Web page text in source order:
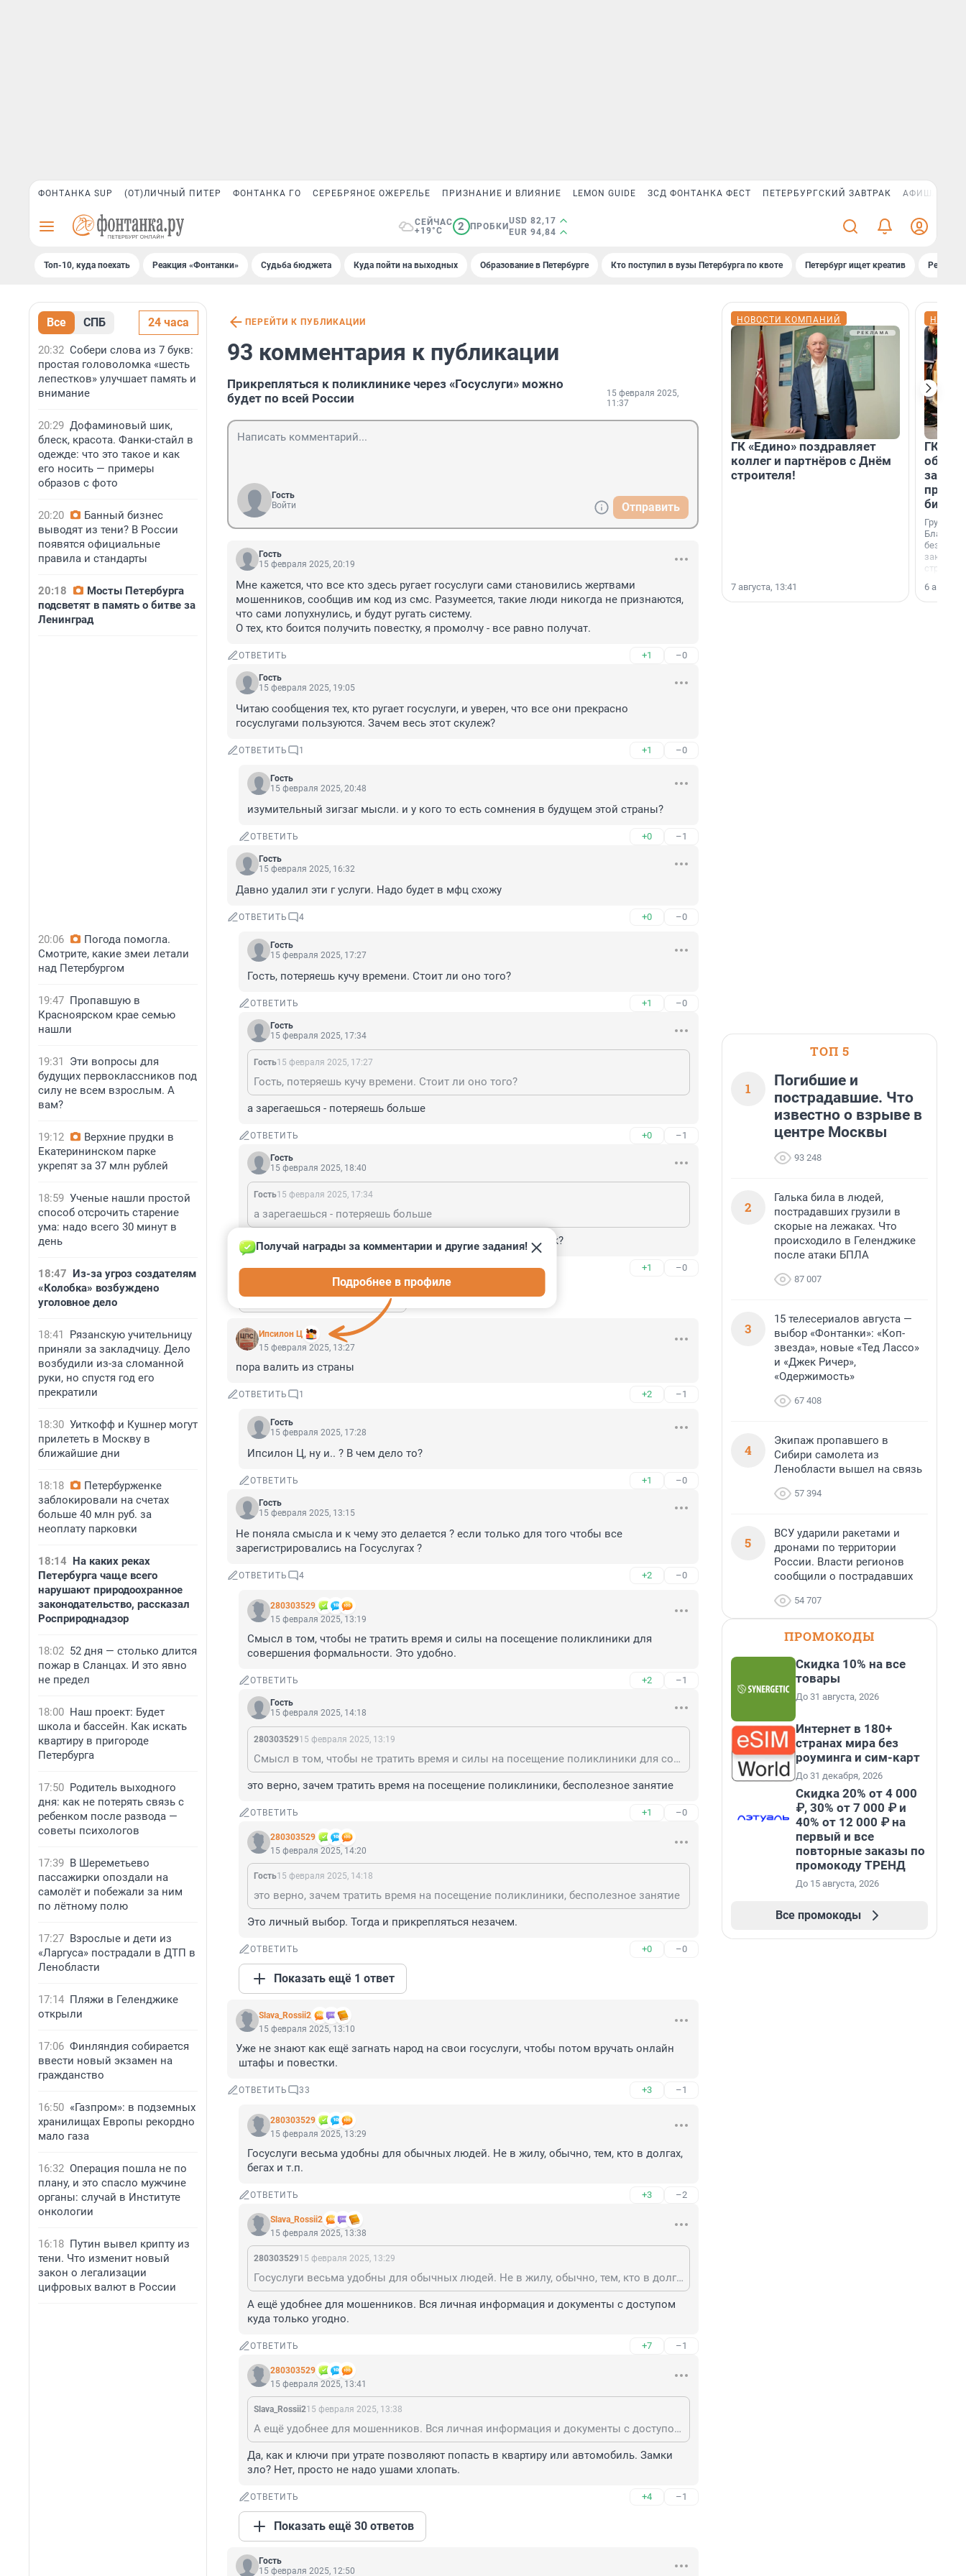
ФОНТАНКА SUP (ОТ)ЛИЧНЫЙ ПИТЕР ФОНТАНКА ГО СЕРЕБРЯНОЕ ОЖЕРЕЛЬЕ ПРИЗНАНИЕ И ВЛИЯНИЕ LEMON GUIDE ЗСД ФОНТАНКА ФЕСТ ПЕТЕРБУРГСКИЙ ЗАВТРАК АФИША PLUS
СЕЙЧАС
+19°C
2 ПРОБКИ
USD 82,17
EUR 94,84
Топ-10, куда поехать Реакция «Фонтанки» Судьба бюджета Куда пойти на выходных Образование в Петербурге Кто поступил в вузы Петербурга по квоте Петербург ищет креатив
Все СПБ 24 часа
20:32 Собери слова из 7 букв:
простая головоломка «шесть
лепестков» улучшает память и
внимание
20:29 Дофаминовый шик,
блеск, красота. Фанки-стайл в
одежде: что это такое и как
его носить — примеры
образов с фото
20:20
Банный бизнес
выводят из тени? В России
появятся официальные
правила и стандарты
20:18
Мосты Петербурга
подсветят в память о битве за
Ленинград
20:06
Погода помогла.
Смотрите, какие змеи летали
над Петербургом
19:47 Пропавшую в
Красноярском крае семью
нашли
19:31
Эти вопросы для
будущих первоклассников под
силу не всем взрослым. А
вам?
19:12
Верхние прудки в
Екатерининском парке
укрепят за 37 млн рублей
18:59 Ученые нашли простой
способ отсрочить старение
ума: надо всего 30 минут в
день
18:47 Из-за угроз создателям
«Колобка» возбуждено
уголовное дело
18:41
Рязанскую учительницу
приняли за закладчицу. Дело
возбудили из-за сломанной
руки, но спустя год его
прекратили
18:30 Уиткофф и Кушнер могут
прилететь в Москву в
ближайшие дни
18:18
Петербурженке
заблокировали на счетах
больше 40 млн руб. за
неоплату парковки
18:14 На каких реках
Петербурга чаще всего
нарушают природоохранное
законодательство, рассказал
Росприроднадзор
18:02 52 дня — столько длится
пожар в Сланцах. И это явно
не предел
18:00 Наш проект: Будет
школа и бассейн. Как искать
квартиру в пригороде
Петербурга
17:50 Родитель выходного
дня: как не потерять связь с
ребенком после развода —
советы психологов
17:39 В Шереметьево
пассажирки опоздали на
самолёт и побежали за ним
по лётному полю
17:27 Взрослые и дети из
«Ларгуса» пострадали в ДТП в
Ленобласти
17:14 Пляжи в Геленджике
открыли
17:06 Финляндия собирается
ввести новый экзамен на
гражданство
16:50 «Газпром»: в подземных
хранилищах Европы рекордно
мало газа
16:32 Операция пошла не по
плану, и это спасло мужчине
органы: случай в Институте
онкологии
16:18 Путин вывел крипту из
тени. Что изменит новый
закон о легализации
цифровых валют в России
ПЕРЕЙТИ К ПУБЛИКАЦИИ
93 комментария к публикации
Прикрепляться к поликлинике через «Госуслуги» можно
будет по всей России
15 февраля 2025,
11:37
Гость
Войти
Отправить
Гость
15 февраля 2025, 20:19
Мне кажется, что все кто здесь ругает госуслуги сами становились жертвами
мошенников, сообщив им код из смс. Разумеется, такие люди никогда не признаются,
что сами лопухнулись, и будут ругать систему.
О тех, кто боится получить повестку, я промолчу - все равно получат.
ОТВЕТИТЬ +1 –0
Гость
15 февраля 2025, 19:05
Читаю сообщения тех, кто ругает госуслуги, и уверен, что все они прекрасно
госуслугами пользуются. Зачем весь этот скулеж?
ОТВЕТИТЬ 1 +1 –0
Гость
15 февраля 2025, 20:48
изумительный зигзаг мысли. и у кого то есть сомнения в будущем этой страны?
ОТВЕТИТЬ +0 –1
Гость
15 февраля 2025, 16:32
Давно удалил эти г услуги. Надо будет в мфц схожу
ОТВЕТИТЬ 4 +0 –0
Гость
15 февраля 2025, 17:27
Гость, потеряешь кучу времени. Стоит ли оно того?
ОТВЕТИТЬ +1 –0
Гость
15 февраля 2025, 17:34
Гость15 февраля 2025, 17:27
Гость, потеряешь кучу времени. Стоит ли оно того?
а зарегаешься - потеряешь больше
ОТВЕТИТЬ +0 –1
Гость
15 февраля 2025, 18:40
Гость15 февраля 2025, 17:34
а зарегаешься - потеряешь больше
Гость, уж много лет как там и ничего не происходит. Как так?
ОТВЕТИТЬ +1 –0
Показать ещё 1 ответ
Ипсилон Ц
Получай награды за комментарии и другие задания!
Подробнее в профиле
15 февраля 2025, 13:27
пора валить из страны
ОТВЕТИТЬ 1 +2 –1
Гость
15 февраля 2025, 17:28
Ипсилон Ц, ну и.. ? В чем дело то?
ОТВЕТИТЬ +1 –0
Гость
15 февраля 2025, 13:15
Не поняла смысла и к чему это делается ? если только для того чтобы все
зарегистрировались на Госуслугах ?
ОТВЕТИТЬ 4 +2 –0
280303529
15 февраля 2025, 13:19
Смысл в том, чтобы не тратить время и силы на посещение поликлиники для
совершения формальности. Это удобно.
ОТВЕТИТЬ +2 –1
Гость
15 февраля 2025, 14:18
28030352915 февраля 2025, 13:19
Смысл в том, чтобы не тратить время и силы на посещение поликлиники для совершения формальности. Это удобно.
это верно, зачем тратить время на посещение поликлиники, бесполезное занятие
ОТВЕТИТЬ +1 –0
280303529
15 февраля 2025, 14:20
Гость15 февраля 2025, 14:18
это верно, зачем тратить время на посещение поликлиники, бесполезное занятие
Это личный выбор. Тогда и прикрепляться незачем.
ОТВЕТИТЬ +0 –0
Показать ещё 1 ответ
Slava_Rossii2
15 февраля 2025, 13:10
Уже не знают как ещё загнать народ на свои госуслуги, чтобы потом вручать онлайн
штафы и повестки.
ОТВЕТИТЬ 33 +3 –1
280303529
15 февраля 2025, 13:29
Госуслуги весьма удобны для обычных людей. Не в жилу, обычно, тем, кто в долгах,
бегах и т.п.
ОТВЕТИТЬ +3 –2
Slava_Rossii2
15 февраля 2025, 13:38
28030352915 февраля 2025, 13:29
Госуслуги весьма удобны для обычных людей. Не в жилу, обычно, тем, кто в долгах, бегах и т.п.
А ещё удобнее для мошенников. Вся личная информация и документы с доступом
куда только угодно.
ОТВЕТИТЬ +7 –1
280303529
15 февраля 2025, 13:41
Slava_Rossii215 февраля 2025, 13:38
А ещё удобнее для мошенников. Вся личная информация и документы с доступом куда только угодно.
Да, как и ключи при утрате позволяют попасть в квартиру или автомобиль. Замки
зло? Нет, просто не надо ушами хлопать.
ОТВЕТИТЬ +4 –1
Показать ещё 30 ответов
Гость
15 февраля 2025, 12:50
НОВОСТИ КОМПАНИЙ
ГК «Едино» поздравляет
коллег и партнёров с Днём
строителя!
7 августа, 13:41
ГК
Группа
6
ТОП 5
1
Погибшие и
пострадавшие. Что
известно о взрыве в
центре Москвы
93 248
2
Галька била в людей,
пострадавших грузили в
скорые на лежаках. Что
происходило в Геленджике
после атаки БПЛА
87 007
3
15 телесериалов августа —
выбор «Фонтанки»: «Коп-
звезда», новые «Тед Лассо»
и «Джек Ричер»,
«Одержимость»
67 408
4
Экипаж пропавшего в
Сибири самолета из
Ленобласти вышел на связь
57 394
5
ВСУ ударили ракетами и
дронами по территории
России. Власти регионов
сообщили о пострадавших
54 707
ПРОМОКОДЫ
Скидка 10% на все
товары
До 31 августа, 2026
Интернет в 180+
странах мира без
роуминга и сим-карт
До 31 декабря, 2026
Скидка 20% от 4 000
₽, 30% от 7 000 ₽ и
40% от 12 000 ₽ на
первый и все
повторные заказы по
промокоду ТРЕНД
До 15 августа, 2026
Все промокоды